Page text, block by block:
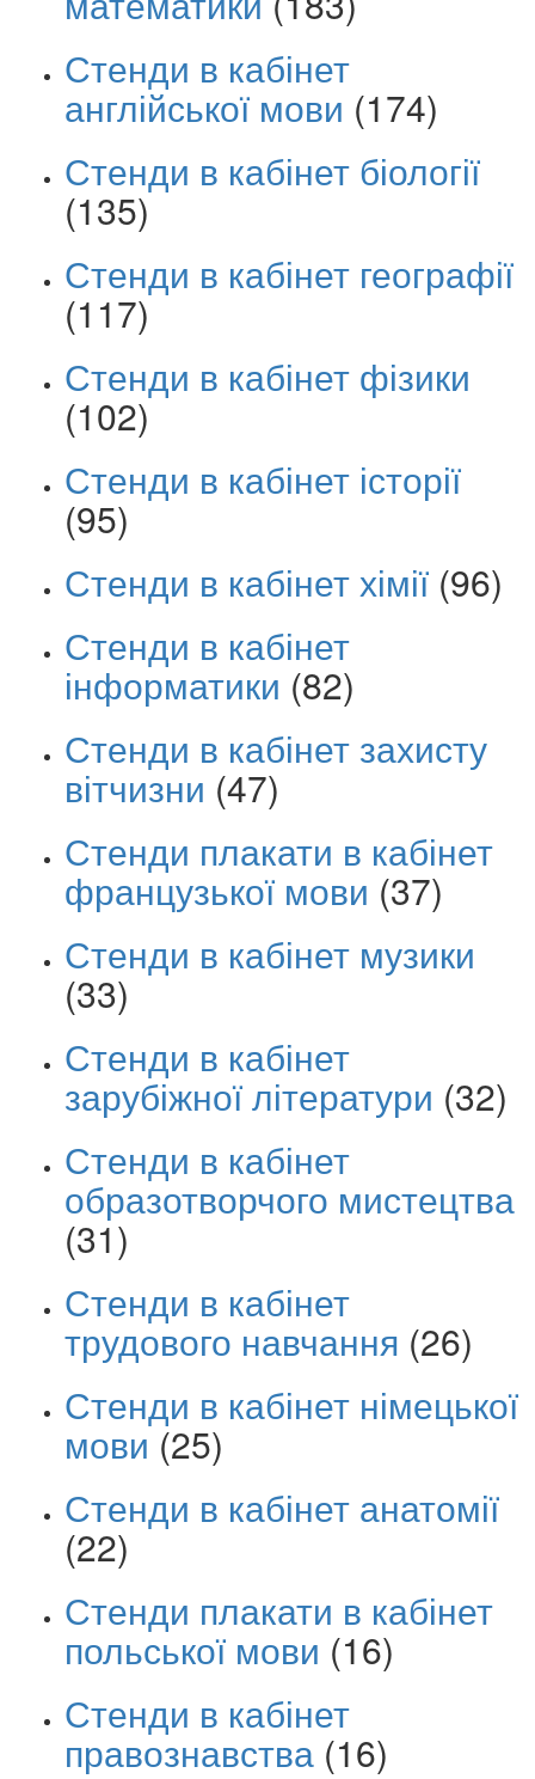
Стенди в кабінет
англійської мови (174)
Стенди в кабінет біології
(135)
Стенди в кабінет географії
(117)
Стенди в кабінет фізики
(102)
Стенди в кабінет історії
(95)
Стенди в кабінет хімії (96)
Стенди в кабінет
інформатики (82)
Стенди в кабінет захисту
вітчизни (47)
Стенди плакати в кабінет
французької мови (37)
Стенди в кабінет музики
(33)
Стенди в кабінет
зарубіжної літератури (32)
Стенди в кабінет
образотворчого мистецтва
(31)
Стенди в кабінет
трудового навчання (26)
Стенди в кабінет німецької
мови (25)
Стенди в кабінет анатомії
(22)
Стенди плакати в кабінет
польської мови (16)
Стенди в кабінет
правознавства (16)